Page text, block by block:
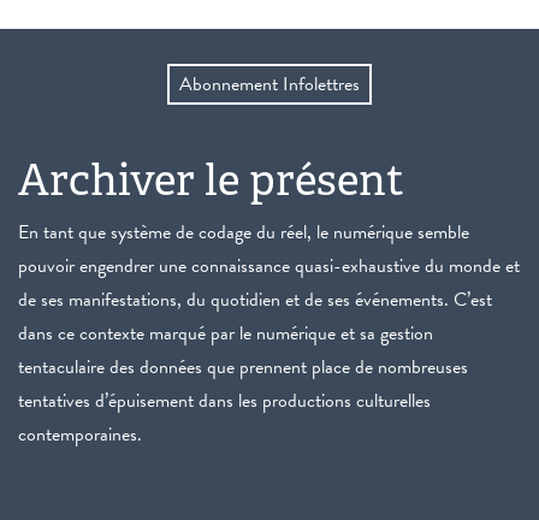
Abonnement Infolettres
Archiver le présent
En tant que système de codage du réel, le numérique semble
pouvoir engendrer une connaissance quasi-exhaustive du monde et
de ses manifestations, du quotidien et de ses événements. C’est
dans ce contexte marqué par le numérique et sa gestion
tentaculaire des données que prennent place de nombreuses
tentatives d’épuisement dans les productions culturelles
contemporaines.